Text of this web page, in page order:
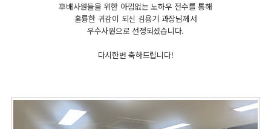
후배사원들을 위한 아낌없는 노하우 전수를 통해
훌륭한 귀감이 되신 김용기 과장님께서
우수사원으로 선정되셨습니다.
다시한번 축하드립니다!